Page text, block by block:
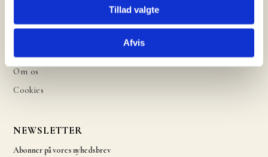
Tillad valgte
Afvis
Om os
Cookies
NEWSLETTER
Abonner på vores nyhedsbrev